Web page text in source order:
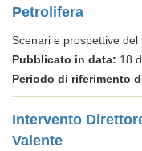
Petrolifera
Scenari e prospettive del
Pubblicato in data: 18
Periodo di riferimento
Intervento
Valente